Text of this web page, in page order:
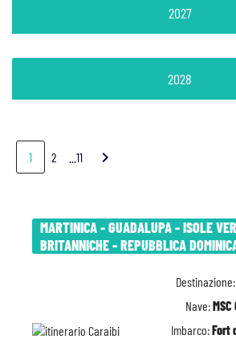
1 2 ...11 chevron_right
MARTINICA - GUADALUPA - ISOLE
BRITANNICHE - REPUBBLICA
Destinazione:
Nave:
Imbarco:Fort
2027
2028